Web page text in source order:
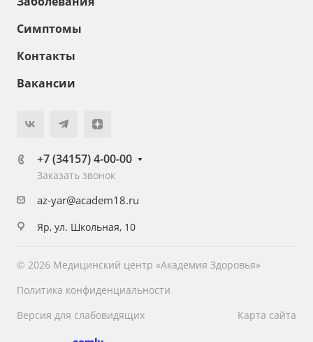
Симптомы
Контакты
Вакансии
+7 (34157) 4-00-00
Заказать звонок
az-yar@academ18.ru
Яр, ул. Школьная, 10
© 2026 Медицинский центр «Академия Здоровья»
Политика конфиденциальности
Версия для слабовидящих
Карта сайта